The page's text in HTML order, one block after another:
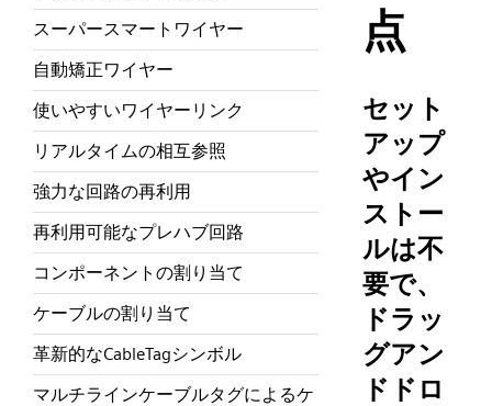
スーパースマートワイヤー
自動矯正ワイヤー
使いやすいワイヤーリンク
リアルタイムの相互参照
強力な回路の再利用
再利用可能なプレハブ回路
コンポーネントの割り当て
ケーブルの割り当て
革新的なCableTagシンボル
マルチラインケーブルタグによるケ
点
セット
アップ
やイン
ストー
ルは不
要で、
ドラッ
グアン
ドドロ